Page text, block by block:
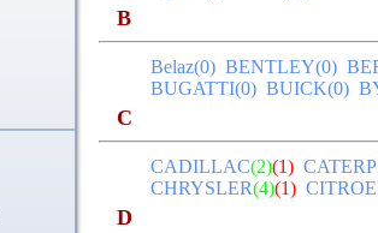
B
Belaz(0)BENTLEY(0)
BUGATTI(0)BUICK(0)
C
CADILLAC(2)(1)
CHRYSLER(4)(1)
D